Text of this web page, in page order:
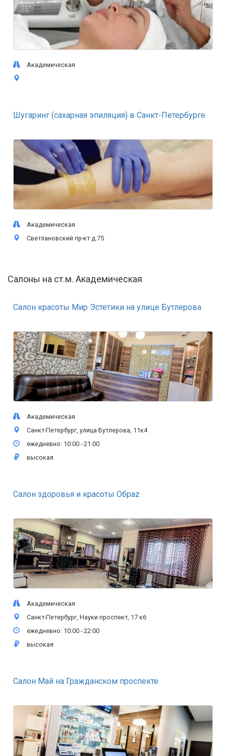
Академическая
Шугаринг (сахарная эпиляция) в Санкт-Петербурге
Академическая
Светлановский пр-кт д.75
Салоны на ст.м. Академическая
Салон красоты Мир Эстетики на улице Бутлерова
Академическая
Санкт-Петербург, улица Бутлерова, 11к4
ежедневно: 10:00 - 21:00
высокая
Салон здоровья и красоты Обраz
Академическая
Санкт-Петербург, Науки проспект, 17 к6
ежедневно: 10:00 - 22:00
высокая
Салон Май на Гражданском проспекте